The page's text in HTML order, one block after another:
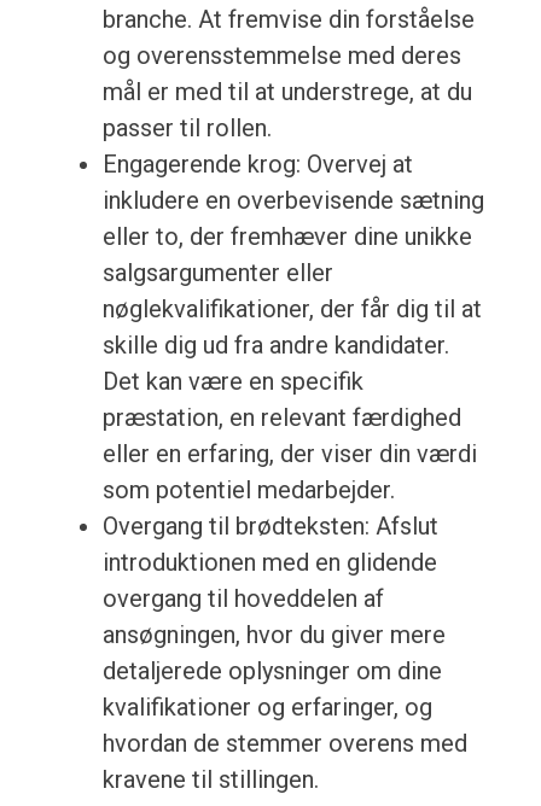
branche. At fremvise din forståelse
og overensstemmelse med deres
mål er med til at understrege, at du
passer til rollen.
Engagerende krog: Overvej at
inkludere en overbevisende sætning
eller to, der fremhæver dine unikke
salgsargumenter eller
nøglekvalifikationer, der får dig til at
skille dig ud fra andre kandidater.
Det kan være en specifik
præstation, en relevant færdighed
eller en erfaring, der viser din værdi
som potentiel medarbejder.
Overgang til brødteksten: Afslut
introduktionen med en glidende
overgang til hoveddelen af
ansøgningen, hvor du giver mere
detaljerede oplysninger om dine
kvalifikationer og erfaringer, og
hvordan de stemmer overens med
kravene til stillingen.